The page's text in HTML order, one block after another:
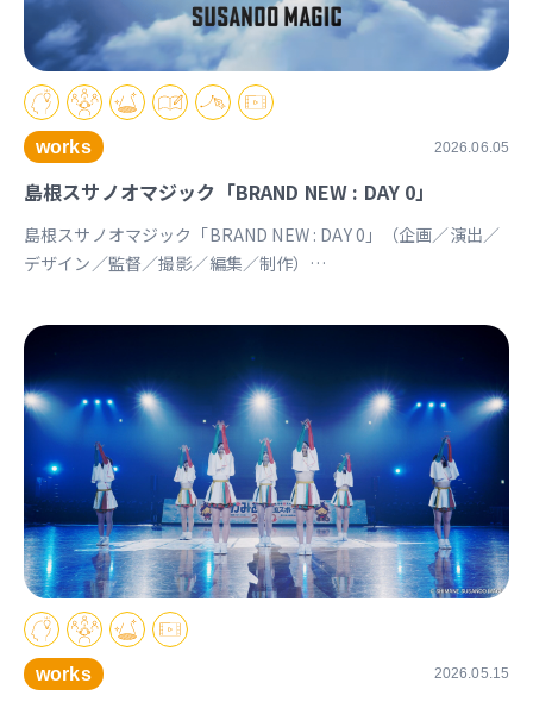
works 2026.06.05
島根スサノオマジック「BRAND NEW : DAY 0」
島根スサノオマジック「BRAND NEW : DAY 0」（企画／演出／
デザイン／監督／撮影／編集／制作）
works 2026.05.15